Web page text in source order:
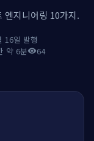
지니어링 10가지.
16일 발행
약 6분visibility64